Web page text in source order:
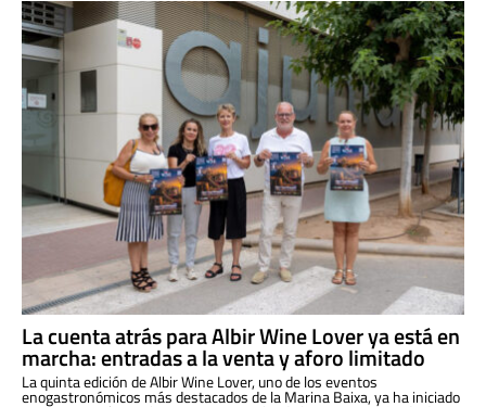
La cuenta atrás para Albir Wine Lover ya está en
marcha: entradas a la venta y aforo limitado
La quinta edición de Albir Wine Lover, uno de los eventos
enogastronómicos más destacados de la Marina Baixa, ya ha iniciado